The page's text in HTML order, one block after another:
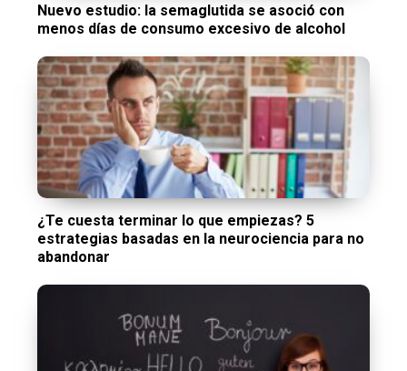
Nuevo estudio: la semaglutida se asoció con
menos días de consumo excesivo de alcohol
¿Te cuesta terminar lo que empiezas? 5
estrategias basadas en la neurociencia para no
abandonar